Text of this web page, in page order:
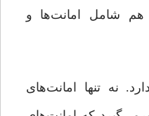
شامل امانت‌ها و
نه تنها امانت‌های